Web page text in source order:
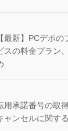
【最新】PCデポ
スの料金プラン
用承諾番号の取
ャンセルに関す